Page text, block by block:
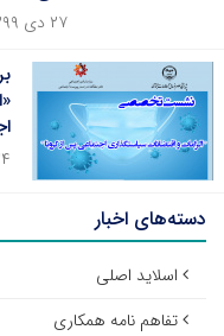
۲۷ دی ۱۳۹۹
۲۴
دسته‌های اخبار
اسلاید اصلی
تفاهم نامه همکاری